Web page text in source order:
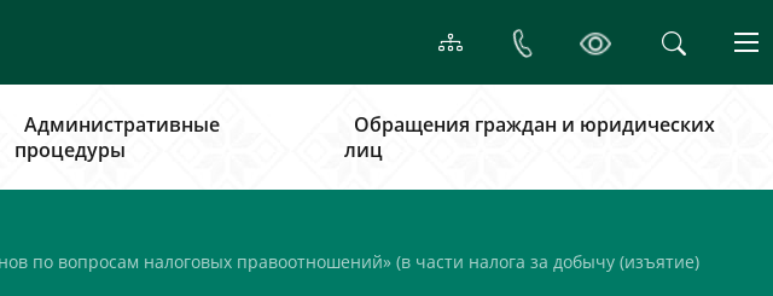
Административные
процедуры
Обращения граждан и юридических
лиц
по вопросам налоговых правоотношений» (в части налога за добычу (изъятие)